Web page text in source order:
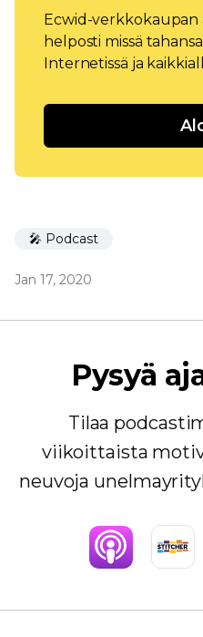
Ecwid-verkkokaupan
helposti missä
Internetissä ja
🎤 Podcast
Jan 17, 2020
Pysyä
Tilaa
viikoittaista
neuvoja